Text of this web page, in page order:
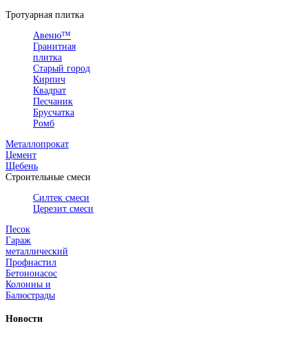
Тротуарная плитка
Авеню™
Гранитная
плитка
Старый город
Кирпич
Квадрат
Песчаник
Брусчатка
Ромб
Металлопрокат
Цемент
Щебень
Строительные смеси
Силтек смеси
Церезит смеси
Песок
Гараж
металлический
Профнастил
Бетононасос
Колонны и
Балюстрады
Новости